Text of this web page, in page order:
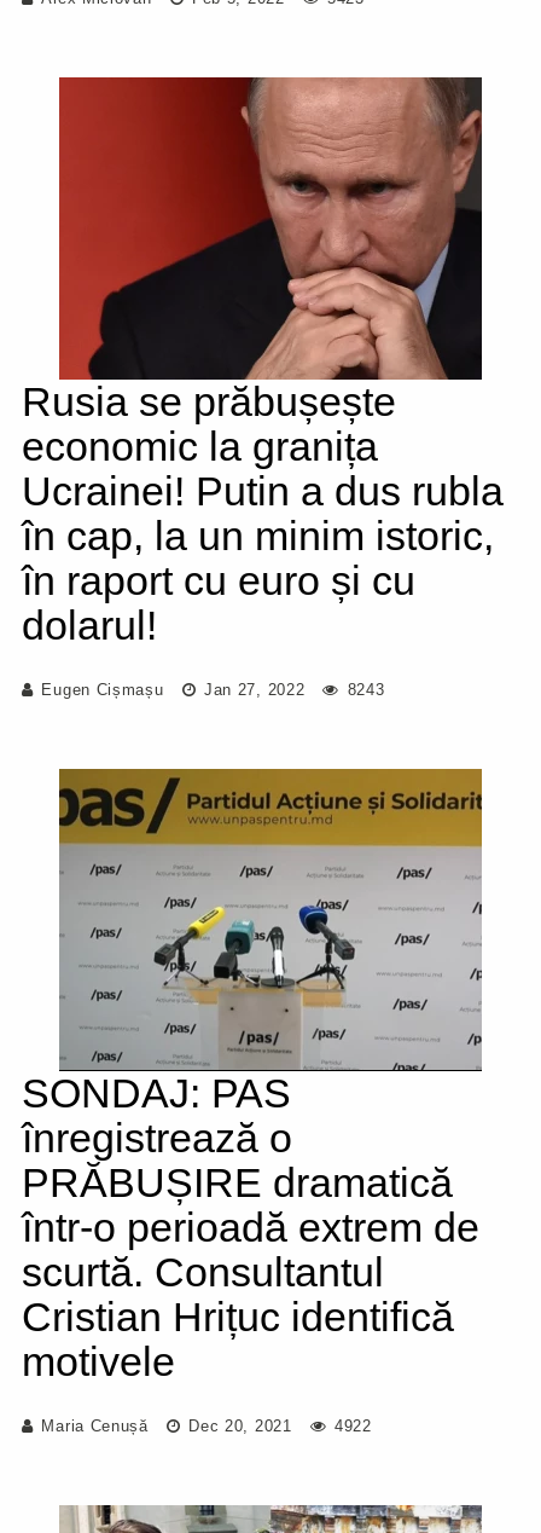
Rusia se prăbușește
economic la granița
Ucrainei! Putin a dus rubla
în cap, la un minim istoric,
în raport cu euro și cu
dolarul!
Eugen Cișmașu Jan 27, 2022 8243
SONDAJ: PAS
înregistrează o
PRĂBUȘIRE dramatică
într-o perioadă extrem de
scurtă. Consultantul
Cristian Hrițuc identifică
motivele
Maria Cenușă Dec 20, 2021 4922